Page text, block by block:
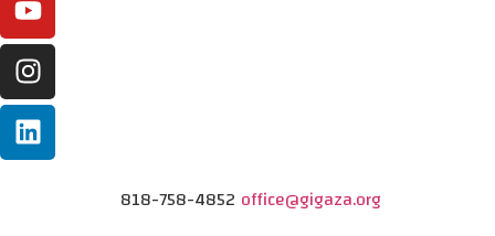
818-758-4852 office@gigaza.org